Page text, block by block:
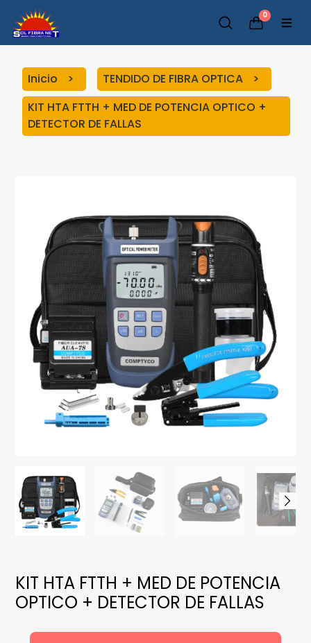
0
Inicio
TENDIDO DE FIBRA OPTICA
KIT HTA FTTH + MED DE POTENCIA OPTICO +
DETECTOR DE FALLAS
KIT HTA FTTH + MED DE POTENCIA
OPTICO + DETECTOR DE FALLAS